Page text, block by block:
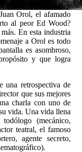
Orol, el afamado
al peor Ed Wood?
En esta industria
a Orol es todo
es asombroso,
y que logra
una retrospectiva de
que sus mejores
charla con uno de
vida. Una vida llena
(mecánico,
teatral, el famoso
agente secreto,